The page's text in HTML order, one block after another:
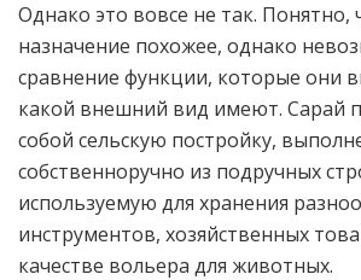
Однако это вовсе не так. Понятно,
назначение похожее, однако
сравнение функции, которые они
какой внешний вид имеют. Сарай
собой сельскую постройку,
собственноручно из подручных
используемую для хранения
инструментов, хозяйственных
качестве вольера для животных.